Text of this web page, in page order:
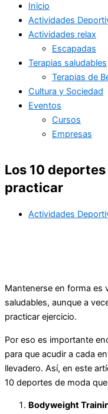
Inicio
Actividades
Actividades relax
Escapadas
Terapias saludables
Terapias de
Cultura y Sociedad
Eventos
Cursos
Empresas
Los 10
practicar
Actividades
Mantenerse en forma es
saludables, aunque a
practicar ejercicio.
Por eso es importante
para que acudir a cada
llevadero. Así, en este
10 deportes de moda
Bodyweight